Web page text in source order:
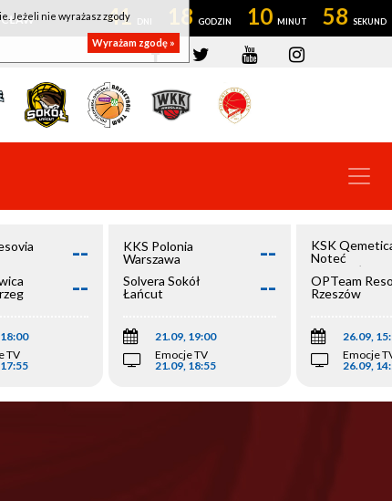
41 18 10 58
--
--
TV
KKS Polonia
Warszawa
--
Solvera Sokół
Łańcut
--
21.09, 19:00
Emocje TV
21.09, 18:55
KSK
Noteć
Inowrocław
OPTeam
Rzeszów
26.09,
Emocje
26.09,
Jeżeli nie wyrażasz zgody
Wyrażam zgodę »